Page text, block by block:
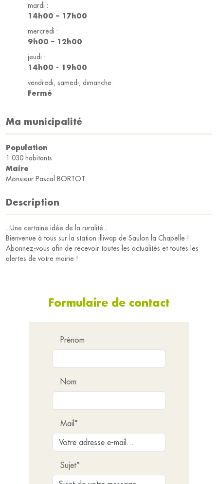
mardi :
14h00 – 17h00
mercredi :
9h00 – 12h00
jeudi :
14h00 - 19h00
vendredi, samedi, dimanche :
Fermé
Ma municipalité
Population
1 030 habitants
Maire
Monsieur Pascal BORTOT
Description
...Une certaine idée de la ruralité...
Bienvenue à tous sur la station illiwap de Saulon la Chapelle !
Abonnez-vous afin de recevoir toutes les actualités et toutes les
alertes de votre mairie !
Formulaire de contact
Prénom
Nom
Mail*
Sujet*